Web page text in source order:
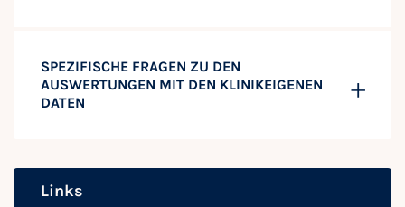
SPEZIFISCHE FRAGEN ZU DEN
AUSWERTUNGEN MIT DEN KLINIKEIGENEN
DATEN
Links